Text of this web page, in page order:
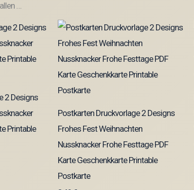
…
2 Designs
Printable
Postkarten Druckvorlage 2 Designs
Frohes Fest Weihnachten
Nussknacker Frohe Festtage PDF
Karte Geschenkkarte Printable
Postkarte